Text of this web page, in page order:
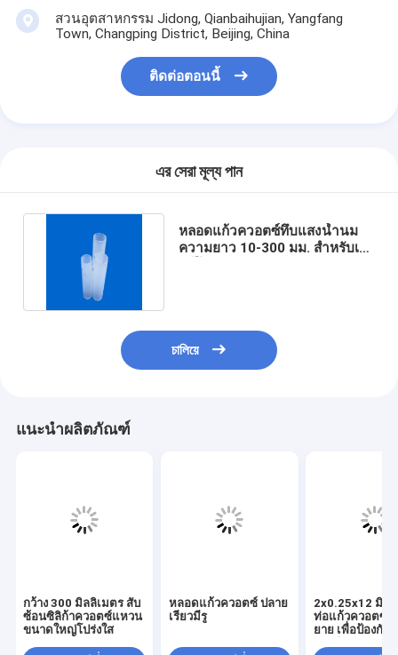
สวนอุตสาหกรรม Jidong, Qianbaihujian, Yangfang
Town, Changping District, Beijing, China
ติดต่อตอนนี้
এর সেরা মূল্য পান
หลอดแก้วควอตซ์ทึบแสงน้ำนม
ความยาว 10-300 มม. สำหรับเท
চালিয়ে
แนะนำผลิตภัณฑ์
กว้าง 300 มิลลิเมตร สับ
ซ้อนซิลิก้าควอตซ์แหวน
ขนาดใหญ่โปร่งใส
หลอดแก้วควอตซ์ ปลาย
เรียวมีรู
2x0.25x12 มิล
ท่อแก้วควอตซ์ป
ยาย เพื่อป้องกัน